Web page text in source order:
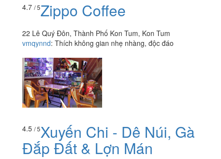
4.7 / 5Zippo Coffee
22 Lê Quý Đôn, Thành Phố Kon Tum, Kon Tum
vmqynnd: Thích không gian nhẹ nhàng, độc đáo
4.5 / 5Xuyến Chi - Dê Núi, Gà
Đắp Đất & Lợn Mán